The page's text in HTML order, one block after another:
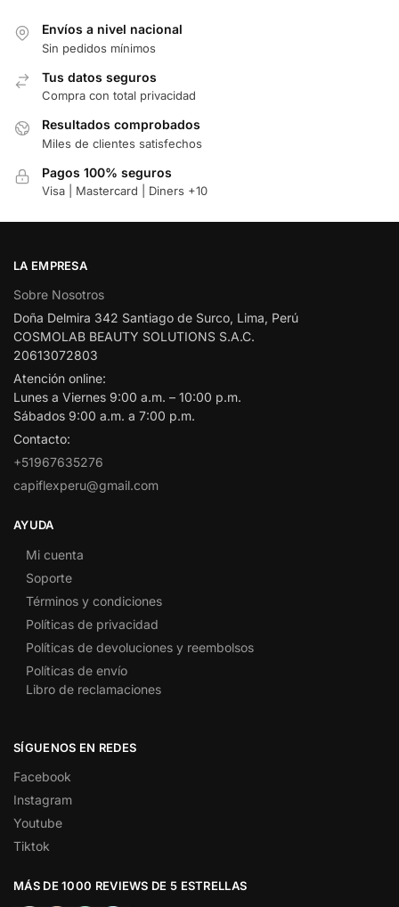
Envíos a nivel nacional
Sin pedidos mínimos
Tus datos seguros
Compra con total privacidad
Resultados comprobados
Miles de clientes satisfechos
Pagos 100% seguros
Visa | Mastercard | Diners +10
LA EMPRESA
Sobre Nosotros
Doña Delmira 342 Santiago de Surco, Lima, Perú
COSMOLAB BEAUTY SOLUTIONS S.A.C.
20613072803
Atención online:
Lunes a Viernes 9:00 a.m. – 10:00 p.m.
Sábados 9:00 a.m. a 7:00 p.m.
Contacto:
+51967635276
capiflexperu@gmail.com
AYUDA
Mi cuenta
Soporte
Términos y condiciones
Políticas de privacidad
Políticas de devoluciones y reembolsos
Políticas de envío
Libro de reclamaciones
SÍGUENOS EN REDES
Facebook
Instagram
Youtube
Tiktok
MÁS DE 1000 REVIEWS DE 5 ESTRELLAS